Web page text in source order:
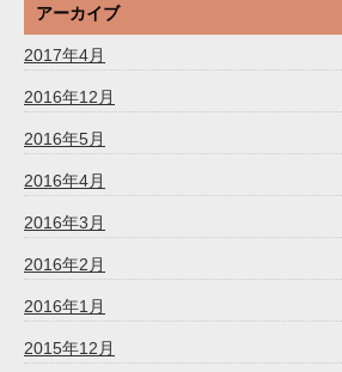
アーカイブ
2017年4月
2016年12月
2016年5月
2016年4月
2016年3月
2016年2月
2016年1月
2015年12月